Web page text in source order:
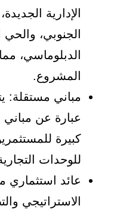
الإدارية
الجنوبي،
الدبلوماسي،
المشروع.
مباني مستقلة:
عبارة عن
كبيرة
للوحدات
عائد استثماري
الاستراتيجي